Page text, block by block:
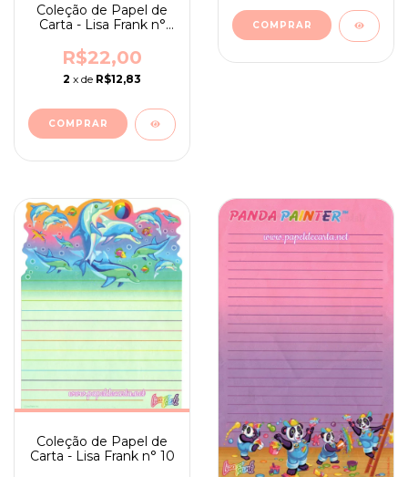
Coleção de Papel de
Carta - Lisa Frank n°
R$22,00
2 x de R$12,83
Coleção de Papel de
Carta - Lisa Frank n° 10